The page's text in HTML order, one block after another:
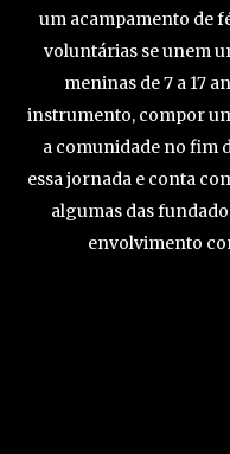
um acampamento de
voluntárias se unem
meninas de 7 a 17
instrumento, compor
a comunidade no fim
essa jornada e conta
algumas das
envolvimento